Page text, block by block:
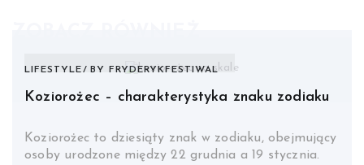
LIFESTYLE BY FRYDERYKFESTIWAL
Koziorożec – charakterystyka znaku zodiaku
Koziorożec to dziesiąty znak w zodiaku, obejmujący
osoby urodzone między 22 grudnia a 19 stycznia.